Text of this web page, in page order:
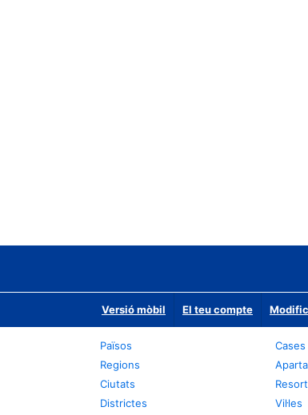
Versió mòbil El teu compte
Països
Regions
Ciutats
Districtes
Vil·les